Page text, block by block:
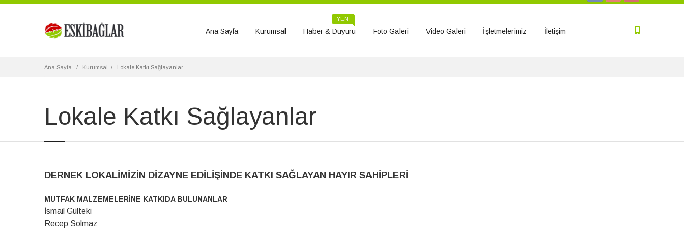
Ana Sayfa Kurumsal Haber & Duyuru
YENİ
Foto Galeri Video Galeri İşletmelerimiz İletişim
Ana Sayfa Kurumsal Lokale Katkı Sağlayanlar
Lokale Katkı Sağlayanlar
DERNEK LOKALİMİZİN DİZAYNE EDİLİŞİNDE KATKI SAĞLAYAN HAYIR SAHİPLERİ
MUTFAK MALZEMELERİNE KATKIDA BULUNANLAR
İsmail Gülteki
Recep Solmaz